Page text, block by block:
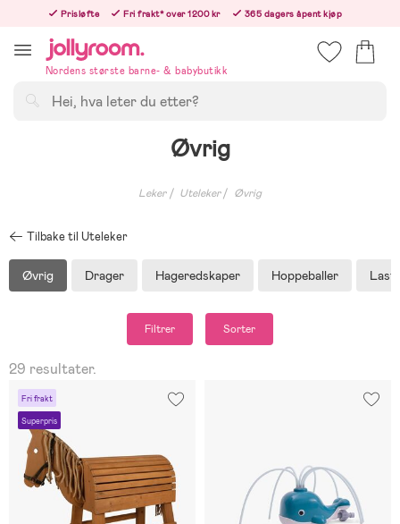
innehållet
Prisløfte Fri frakt* over 1200 kr
365 dagers åpent kjøp
Nordens største barne- & babybutikk
Øvrig
Leker Uteleker Øvrig
Tilbake til Uteleker
Øvrig Drager Hageredskaper Hoppeballer
Filtrer Sorter
29 resultater.
Fri frakt
Superpris